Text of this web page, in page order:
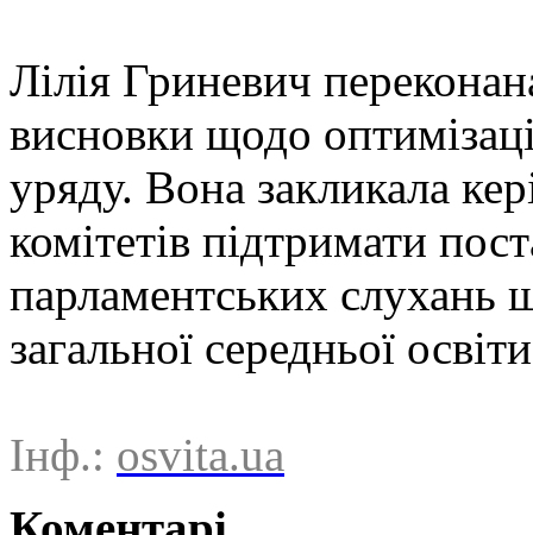
Лілія Гриневич
висновки щодо
уряду. Вона закликала
комітетів підтримати
парламентських слухань
загальної середньої
Інф.: osvita.ua